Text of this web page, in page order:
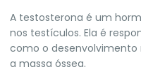
A testosterona é um
nos testículos. Ela é
como o desenvolvimento
a massa óssea.